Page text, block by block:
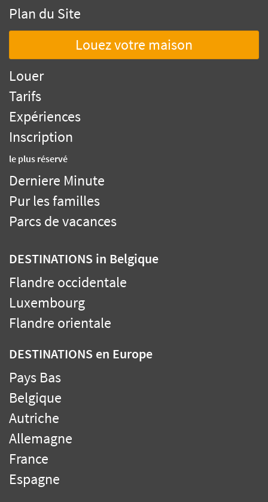
Plan du Site
Louez votre maison
Louer
Tarifs
Expériences
Inscription
le plus réservé
Derniere Minute
Pur les familles
Parcs de vacances
DESTINATIONS in Belgique
Flandre occidentale
Luxembourg
Flandre orientale
DESTINATIONS en Europe
Pays Bas
Belgique
Autriche
Allemagne
France
Espagne